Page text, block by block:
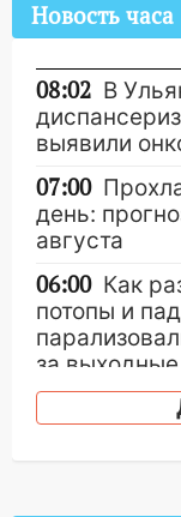
Новость часа
08:02 В
выявили
07:00
день:
августа
06:00 Как
потопы и
за выходные
Пять